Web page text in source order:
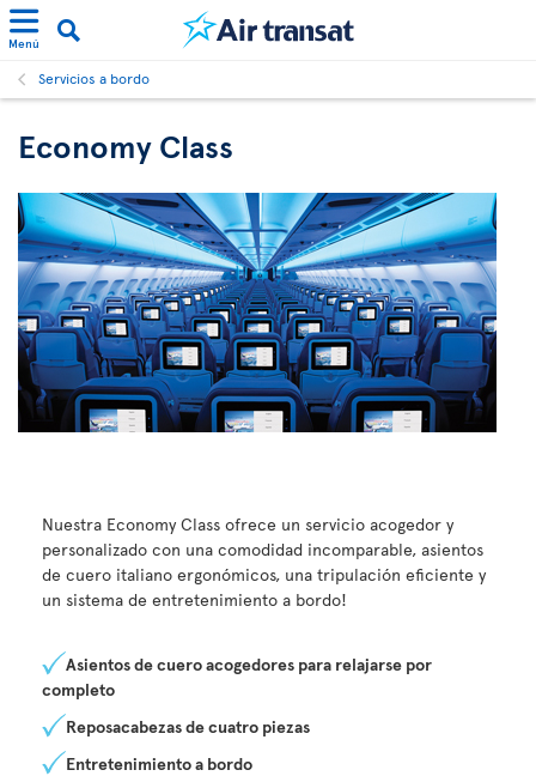
Menú
Servicios a bordo
Economy Class
Nuestra Economy Class ofrece un servicio acogedor y
personalizado con una comodidad incomparable, asientos
de cuero italiano ergonómicos, una tripulación eficiente y
un sistema de entretenimiento a bordo!
Asientos de cuero acogedores para relajarse por
completo
Reposacabezas de cuatro piezas
Entretenimiento a bordo